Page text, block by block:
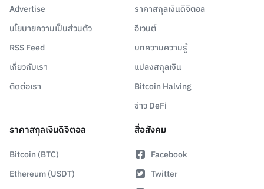
Advertise
นโยบายความเป็นส่วนตัว
RSS Feed
เกี่ยวกับเรา
ติดต่อเรา
ราคาสกุลเงินดิจิตอล
อีเวนต์
บทความความรู้
แปลงสกุลเงิน
Bitcoin Halving
ข่าว DeFi
ราคาสกุลเงินดิจิตอล
Bitcoin (BTC)
Ethereum (USDT)
สื่อสังคม
Facebook
Twitter